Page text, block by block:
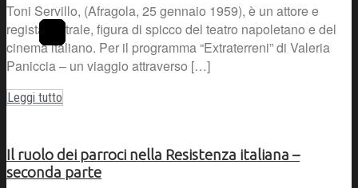
Toni Servillo, (Afragola, 25 gennaio 1959), è un attore e
regista teatrale, figura di spicco del teatro napoletano e del
cinema italiano. Per il programma “Extraterreni” di Valeria
Paniccia – un viaggio attraverso […]
Leggi tutto
Il ruolo dei parroci nella Resistenza italiana –
seconda parte